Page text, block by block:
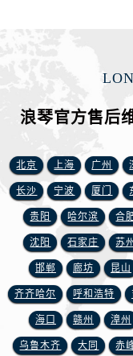
浪琴官方售后
北京 上海 广州
长沙 宁波 厦门
贵阳 哈尔滨 合
沈阳 石家庄 苏州
邯郸 廊坊 昆山
齐齐哈尔 呼和浩特
海口 赣州 漳州
乌鲁木齐 大同 赤